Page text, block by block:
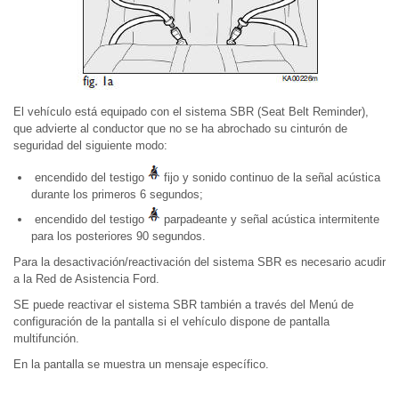
El vehículo está equipado con el sistema SBR (Seat Belt Reminder),
que advierte al conductor que no se ha abrochado su cinturón de
seguridad del siguiente modo:
encendido del testigo
fijo y sonido continuo de la señal acústica
durante los primeros 6 segundos;
encendido del testigo
parpadeante y señal acústica intermitente
para los posteriores 90 segundos.
Para la desactivación/reactivación del sistema SBR es necesario acudir
a la Red de Asistencia Ford.
SE puede reactivar el sistema SBR también a través del Menú de
configuración de la pantalla si el vehículo dispone de pantalla
multifunción.
En la pantalla se muestra un mensaje específico.